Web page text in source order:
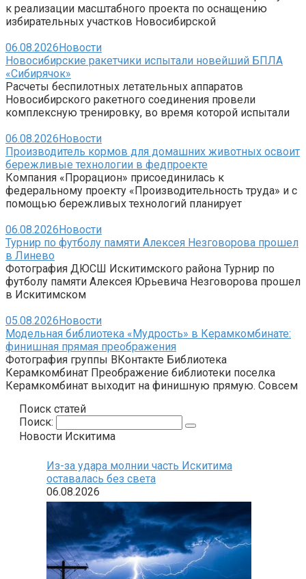
к реализации масштабного проекта по оснащению
избирательных участков Новосибирской
06.08.2026Новости
Новосибирские ракетчики испытали новейший БПЛА
«Сибирячок»
Расчеты беспилотных летательных аппаратов
Новосибирского ракетного соединения провели
комплексную тренировку, во время которой испытали
06.08.2026Новости
Производитель кормов для домашних животных освоит
бережливые технологии в федпроекте
Компания «Прорацион» присоединилась к
федеральному проекту «Производительность труда» и с
помощью бережливых технологий планирует
06.08.2026Новости
Турнир по футболу памяти Алексея Незговорова прошел
в Линево
Фотография ДЮСШ Искитимского района Турнир по
футболу памяти Алексея Юрьевича Незговорова прошел
в Искитимском
05.08.2026Новости
Модельная библиотека «Мудрость» в Керамкомбинате:
финишная прямая преображения
Фотография группы ВКонтакте Библиотека
Керамкомбинат Преображение библиотеки поселка
Керамкомбинат выходит на финишную прямую. Совсем
Поиск статей
Поиск:
Новости Искитима
Из-за удара молнии часть Искитима
оставалась без света
06.08.2026